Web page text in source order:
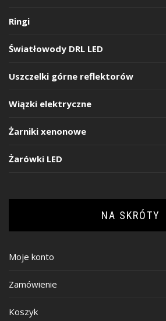
Ringi
Światłowody DRL LED
Uszczelki górne reflektorów
Wiązki elektryczne
Żarniki xenonowe
Żarówki LED
NA SKRÓTY
Moje konto
Zamówienie
Koszyk